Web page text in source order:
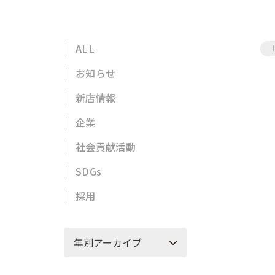
ALL
お知らせ
新店情報
企業
社会貢献活動
SDGs
採用